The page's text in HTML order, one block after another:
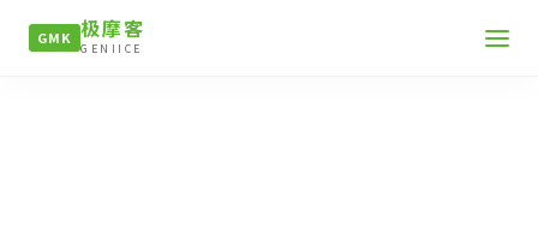
GMK 极摩客
GENIICE